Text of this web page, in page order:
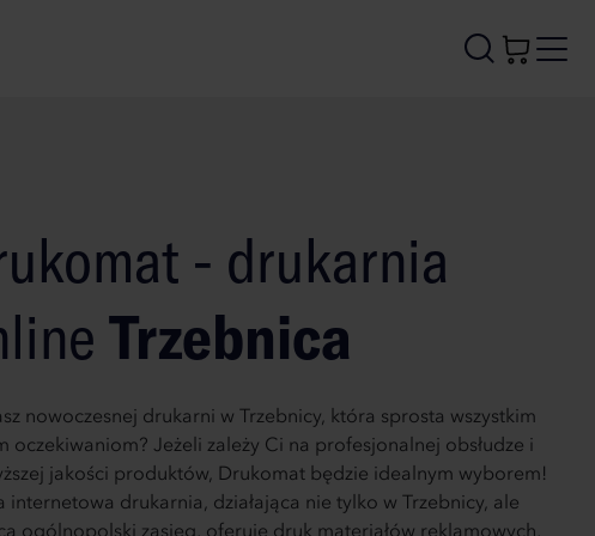
- drukarnia
Trzebnica
nowoczesnej drukarni w Trzebnicy, która sprosta wszystkim
oczekiwaniom? Jeżeli zależy Ci na profesjonalnej obsłudze i
jakości produktów, Drukomat będzie idealnym wyborem!
internetowa drukarnia, działająca nie tylko w Trzebnicy, ale